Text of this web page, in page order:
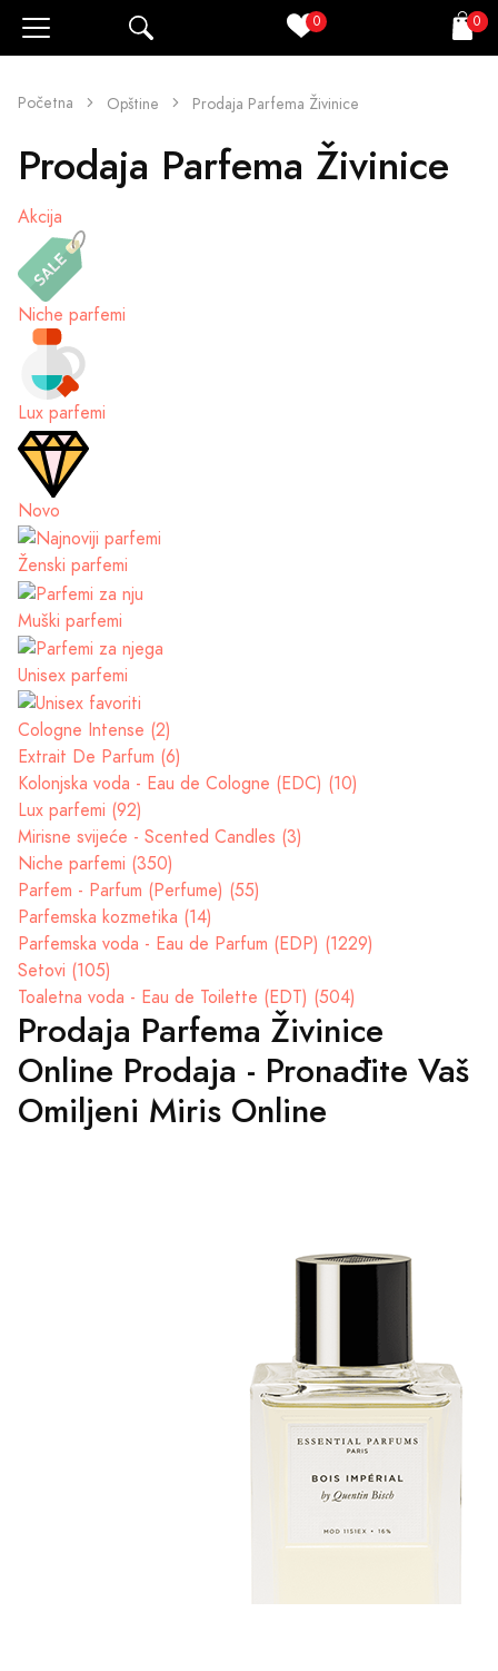
0 Korpa
0
Početna Opštine Prodaja Parfema Živinice
Prodaja Parfema Živinice
Akcija
Niche parfemi
Lux parfemi
Novo
Ženski parfemi
Muški parfemi
Unisex parfemi
Cologne Intense (2)
Extrait De Parfum (6)
Kolonjska voda - Eau de Cologne (EDC) (10)
Lux parfemi (92)
Mirisne svijeće - Scented Candles (3)
Niche parfemi (350)
Parfem - Parfum (Perfume) (55)
Parfemska kozmetika (14)
Parfemska voda - Eau de Parfum (EDP) (1229)
Setovi (105)
Toaletna voda - Eau de Toilette (EDT) (504)
Prodaja Parfema Živinice
Online Prodaja - Pronađite Vaš
Omiljeni Miris Online